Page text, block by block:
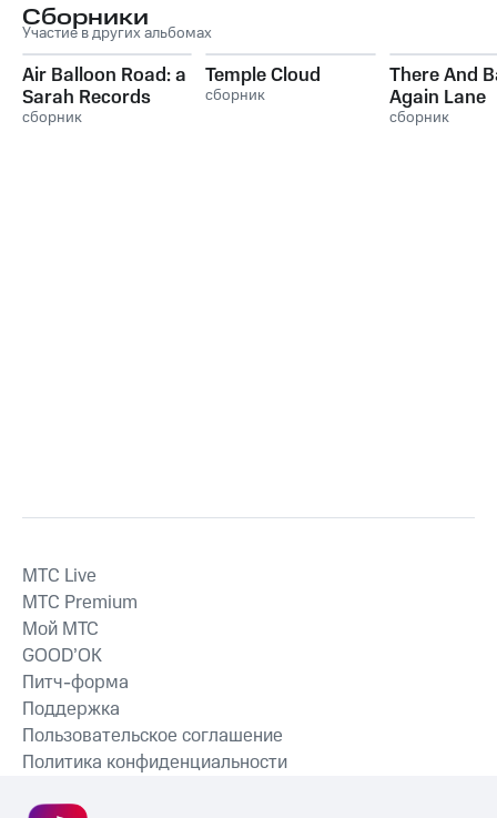
Сборники
Участие в других альбомах
Air Balloon Road: a
Sarah Records
compilation
сборник
Temple Cloud
сборник
There And
Again Lane
сборник
MTС Live
MTС Premium
Мой МТС
GOOD’OK
Питч-форма
Поддержка
Пользовательское соглашение
Политика конфиденциальности